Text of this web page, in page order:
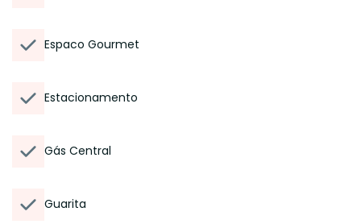
Espaco Gourmet
Estacionamento
Gás Central
Guarita